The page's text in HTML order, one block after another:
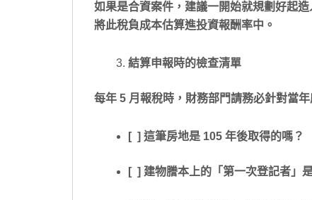
如果是合資案件，建議一開始就規劃好起
將此稅負成本估算進投資報酬率中。
結算申報時的檢查清單
每年 5 月報稅時，財務部門請務必針對當
[ ] 這筆房地是 105 年後取得的嗎？
[ ] 建物謄本上的「第一次登記者」